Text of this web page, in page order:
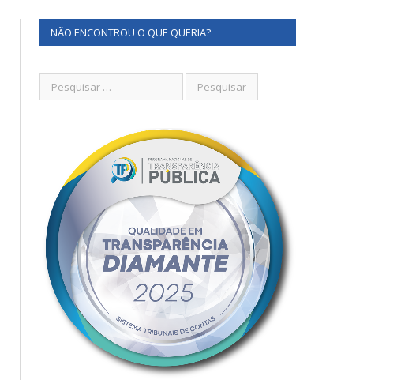
NÃO ENCONTROU O QUE QUERIA?